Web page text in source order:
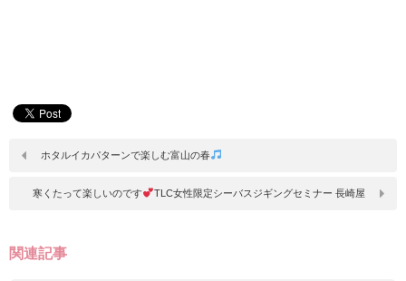
ホタルイカパターンで楽しむ富山の春
寒くたって楽しいのです TLC女性限定シーバスジギングセミナー 長崎屋
関連記事